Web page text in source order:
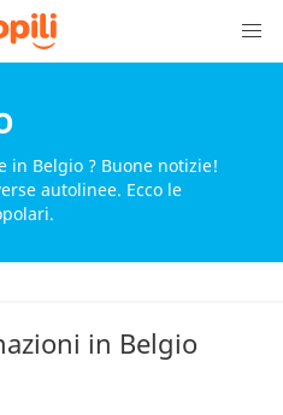
in Belgio ? Buone notizie!
autolinee. Ecco le
in Belgio